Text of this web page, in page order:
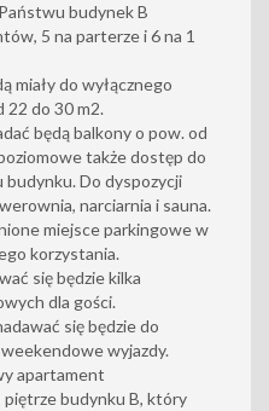
budynek B
5 na parterze i 6 na 1
miały do wyłącznego
22 do 30 m2.
będą balkony o pow. od
także dostęp do
budynku. Do dyspozycji
narciarnia i sauna.
miejsce parkingowe w
korzystania.
się będzie kilka
dla gości.
się będzie do
weekendowe wyjazdy.
apartament
budynku B, który